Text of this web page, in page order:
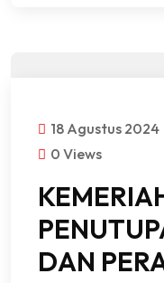
18 Agustus 2024
0 Views
DAN